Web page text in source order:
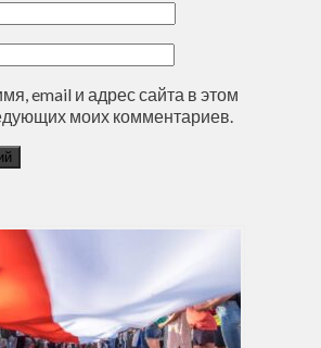
email и адрес сайта в этом
моих комментариев.